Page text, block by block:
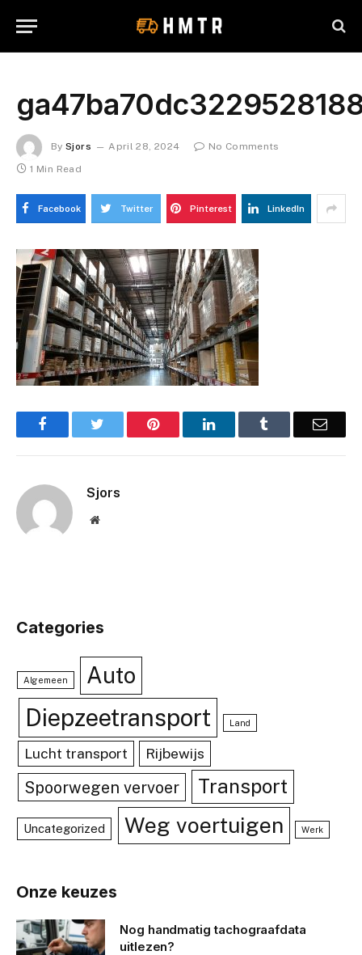
By Sjors April 28, 2024
No Comments
1 Min Read
Facebook Twitter Pinterest LinkedIn
Facebook Pinterest LinkedIn Email
Sjors
Website
Categories
Algemeen Auto
Diepzeetransport Land
Lucht transport Rijbewijs
Spoorwegen vervoer Transport
Uncategorized Weg voertuigen Werk
Onze keuzes
Nog handmatig tachograafdata
uitlezen?